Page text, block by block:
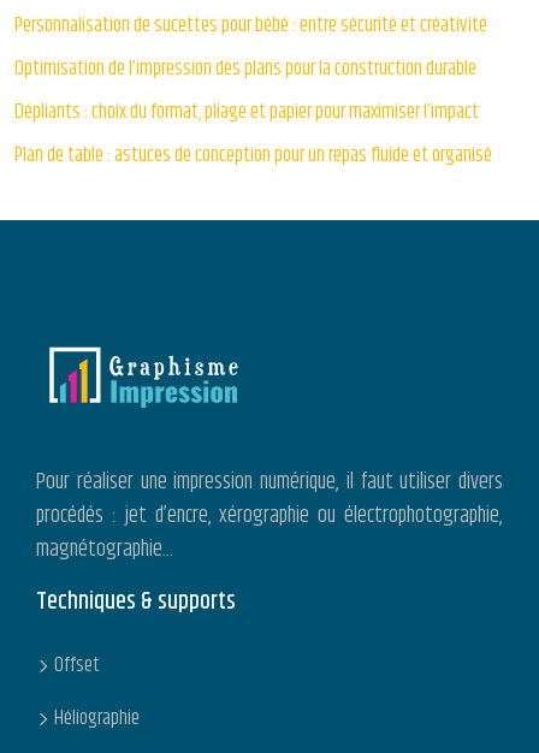
Personnalisation de sucettes pour bébé : entre sécurité et créativité
Optimisation de l’impression des plans pour la construction durable
Dépliants : choix du format, pliage et papier pour maximiser l’impact
Plan de table : astuces de conception pour un repas fluide et organisé
Pour réaliser une impression numérique, il faut utiliser divers
procédés : jet d’encre, xérographie ou électrophotographie,
magnétographie…
Techniques & supports
Offset
Héliographie